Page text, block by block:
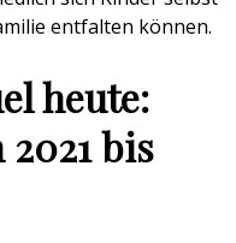
entfalten können.
heute:
bis